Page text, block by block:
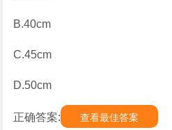
B.40cm
C.45cm
D.50cm
正确答案: 查看最佳答案